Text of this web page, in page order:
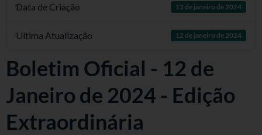
Data de Criação 12 de janeiro de 2024
Ultima Atualização 12 de janeiro de 2024
Boletim Oficial - 12 de
Janeiro de 2024 - Edição
Extraordinária